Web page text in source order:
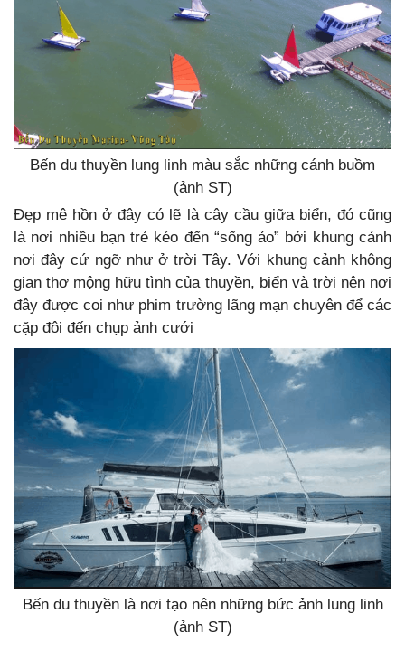
Bến du thuyền lung linh màu sắc những cánh buồm
(ảnh ST)
Đẹp mê hồn ở đây có lẽ là cây cầu giữa biển, đó cũng
là nơi nhiều bạn trẻ kéo đến “sống ảo” bởi khung cảnh
nơi đây cứ ngỡ như ở trời Tây. Với khung cảnh không
gian thơ mộng hữu tình của thuyền, biển và trời nên nơi
đây được coi như phim trường lãng mạn chuyên để các
cặp đôi đến chụp ảnh cưới
Bến du thuyền là nơi tạo nên những bức ảnh lung linh
(ảnh ST)